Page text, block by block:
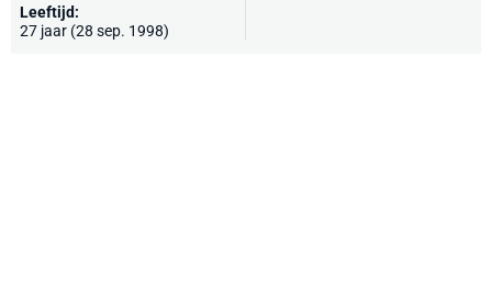
Leeftijd:
27 jaar (28 sep. 1998)